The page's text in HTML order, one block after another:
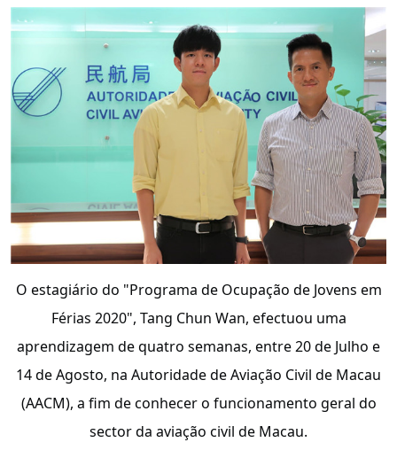
O estagiário do "Programa de Ocupação de Jovens em
Férias 2020", Tang Chun Wan, efectuou uma
aprendizagem de quatro semanas, entre 20 de Julho e
14 de Agosto, na Autoridade de Aviação Civil de Macau
(AACM), a fim de conhecer o funcionamento geral do
sector da aviação civil de Macau.